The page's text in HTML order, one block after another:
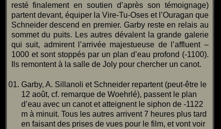
resté finalement en soutien d’après son témoignage)
partent devant, équiper la Vire-Tu-Oses et l’Ouragan que
Schneider descend en premier. Garby reste en relais au
sommet du puits. Les autres dévalent la grande galerie
qui suit, admirent l’arrivée majestueuse de l’affluent –
1000 et sont stoppés par un plan d’eau profond (-1100).
Ils remontent à la salle de Joly pour chercher un canot.
Garby, A. Sillanoli et Schneider repartent (peut-être le
12 août, cf. remarque de Woehrlé), passent le plan
d’eau avec un canot et atteignent le siphon de -1122
m à minuit. Tous les autres arrivent 7 heures plus tard
en faisant des prises de vues pour le film, et vont voir